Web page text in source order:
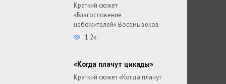
Краткий сюжет
«Благословение
небожителей» Восемь веков
1.2к.
«Когда плачут цикады»
Краткий сюжет «Когда плачут